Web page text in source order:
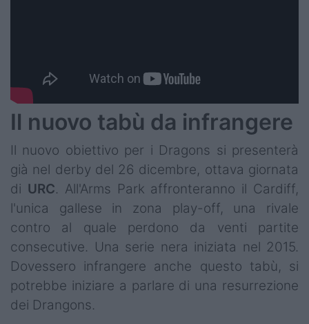
Il nuovo tabù da infrangere
Il nuovo obiettivo per i Dragons si presenterà
già nel derby del 26 dicembre, ottava giornata
di URC. All'Arms Park affronteranno il Cardiff,
l'unica gallese in zona play-off, una rivale
contro al quale perdono da venti partite
consecutive. Una serie nera iniziata nel 2015.
Dovessero infrangere anche questo tabù, si
potrebbe iniziare a parlare di una resurrezione
dei Drangons.